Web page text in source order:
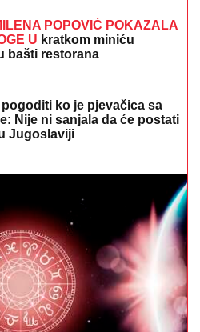
POPOVIĆ POKAZALA
U kratkom miniću
bašti restorana
pogoditi ko je pjevačica sa
Nije ni sanjala da će postati
Jugoslaviji